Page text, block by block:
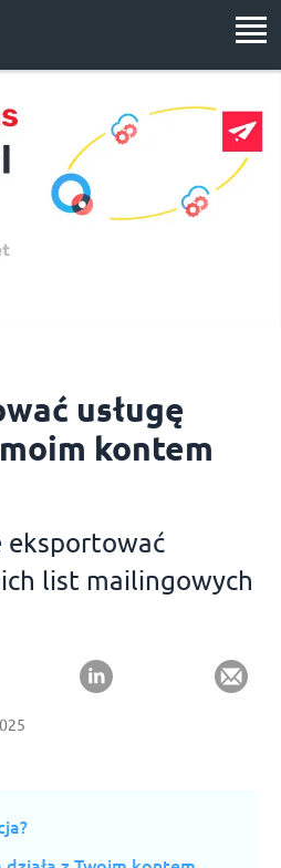
usługę
kontem
eksportować
list mailingowych